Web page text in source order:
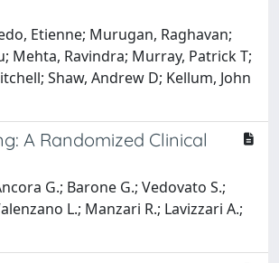
Etienne; Murugan, Raghavan;
Mehta, Ravindra; Murray, Patrick T;
Shaw, Andrew D; Kellum, John
A Randomized Clinical
G.; Barone G.; Vedovato S.;
L.; Manzari R.; Lavizzari A.;